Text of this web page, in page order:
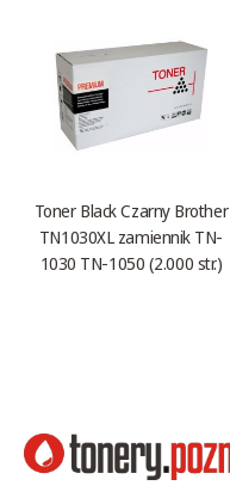
Toner Black Czarny Brother
TN1030XL zamiennik TN-
1030 TN-1050 (2.000 str.)